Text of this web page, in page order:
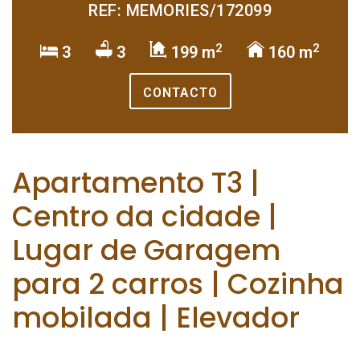
Apartamento T3 |
Centro da cidade |
Lugar de Garagem
para 2 carros | Cozinha
mobilada | Elevador
REF: MEMORIES/172099
3 3 199 m2 160 m2
CONTACTO